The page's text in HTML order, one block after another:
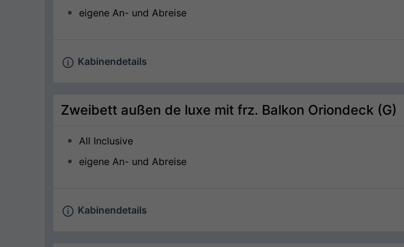
eigene An- und Abreise
Kabinendetails
Zweibett außen de luxe mit frz. Balkon Oriondeck (G)
All Inclusive
eigene An- und Abreise
Kabinendetails